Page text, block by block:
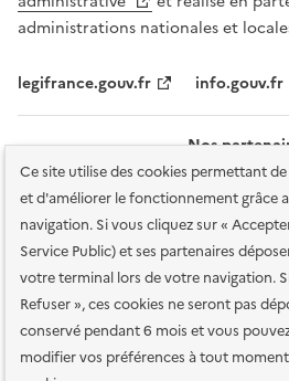
Ce site utilise des cookies permettant
et d'améliorer le fonctionnement grâce
navigation. Si vous cliquez sur «
Service Public) et ses partenaires
votre terminal lors de votre navigation.
Refuser », ces cookies ne seront pas
conservé pendant 6 mois et vous
modifier vos préférences à tout moment
administrations nationales et
legifrance.gouv.fr info.gouv.fr
Nos
Plan du site Accessibilité : totalement
services en ligne Mentions légales
Conditions générales d'utilisation